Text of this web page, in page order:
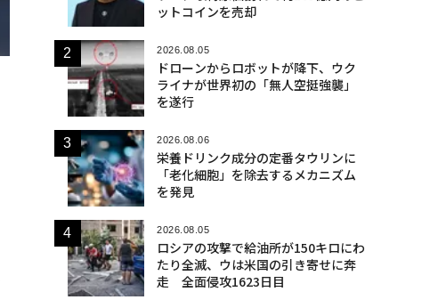
ットコインを売却
2026.08.05
ドローンからロボットが降下、ウク
ライナが世界初の「無人空挺強襲」
を遂行
2026.08.06
栄養ドリンク成分の定番タウリンに
「老化細胞」を除去するメカニズム
を発見
2026.08.05
ロシアの攻撃で給油所が150キロにわ
たり全滅、ウは米国の引き寄せに奔
走 全面侵攻1623日目